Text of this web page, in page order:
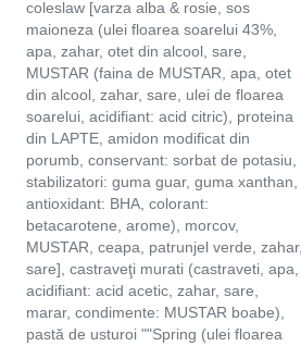
coleslaw [varza alba & rosie, sos
maioneza (ulei floarea soarelui 43%,
apa, zahar, otet din alcool, sare,
MUSTAR (faina de MUSTAR, apa, otet
din alcool, zahar, sare, ulei de floarea
soarelui, acidifiant: acid citric), proteina
din LAPTE, amidon modificat din
porumb, conservant: sorbat de potasiu,
stabilizatori: guma guar, guma xanthan,
antioxidant: BHA, colorant:
betacarotene, arome), morcov,
MUSTAR, ceapa, patrunjel verde, zahar,
sare], castraveţi murati (castraveti, apa,
acidifiant: acid acetic, zahar, sare,
marar, condimente: MUSTAR boabe),
pastă de usturoi ""Spring (ulei floarea